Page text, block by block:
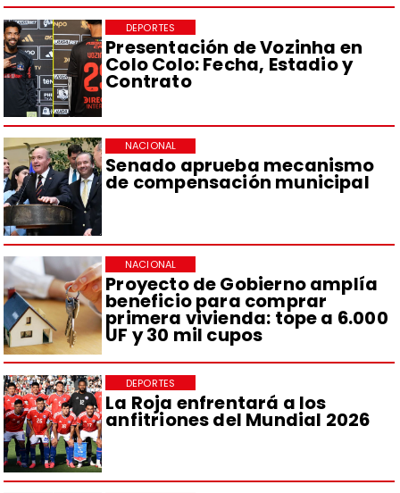
Presentación de Vozinha en
Colo Colo: Fecha, Estadio y
Contrato
DEPORTES
Senado aprueba mecanismo
de compensación municipal
NACIONAL
Proyecto de Gobierno amplía
beneficio para comprar
primera vivienda: tope a 6.000
UF y 30 mil cupos
NACIONAL
La Roja enfrentará a los
anfitriones del Mundial 2026
DEPORTES